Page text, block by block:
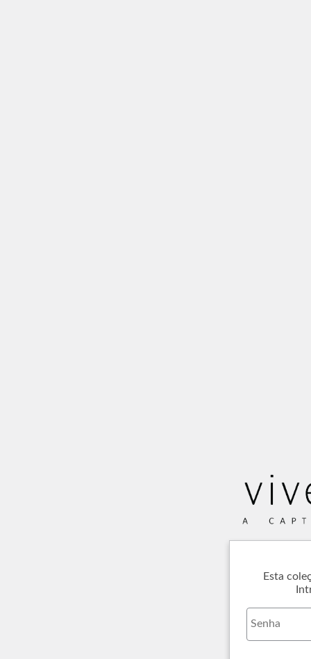
Esta